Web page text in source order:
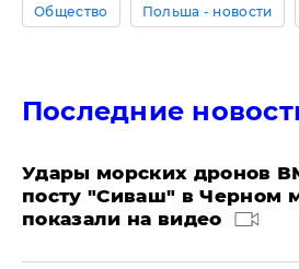
Общество Польша - новости
Последние
Удары морских дронов
посту "Сиваш" в Черном
показали на видео